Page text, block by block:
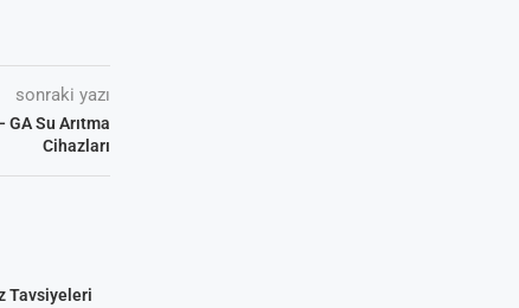
sonraki yazı
Su Arıtma
Cihazları
Tavsiyeleri